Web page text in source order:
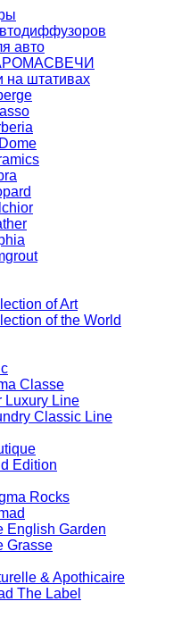
авто
на штативах
of Art
of the World
Classe
Luxury Line
Classic Line
Edition
Rocks
English Garden
Grasse
& Apothicaire
The Label